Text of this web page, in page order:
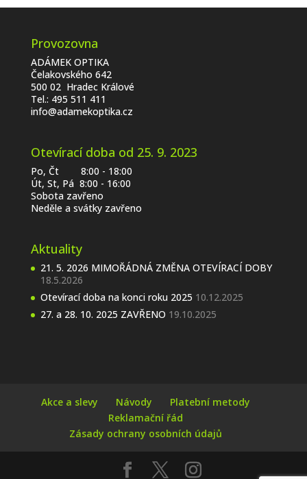
Provozovna
ADÁMEK OPTIKA
Čelakovského 642
500 02 Hradec Králové
Tel.: 495 511 411
info@adamekoptika.cz
Otevírací doba od 25. 9. 2023
Po, Čt 8:00 - 18:00
Út, St, Pá 8:00 - 16:00
Sobota zavřeno
Neděle a svátky zavřeno
Aktuality
21. 5. 2026 MIMOŘÁDNÁ ZMĚNA OTEVÍRACÍ DOBY
18.5.2026
Otevírací doba na konci roku 2025 10.12.2025
27. a 28. 10. 2025 ZAVŘENO 19.10.2025
Akce a slevy Návody
Platební metody
Reklamační řád
Zásady ochrany osobních údajů